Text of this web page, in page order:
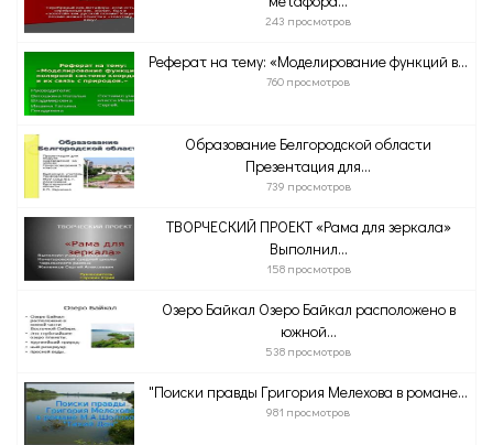
243 просмотров
Реферат на тему: «Моделирование функций в...
760 просмотров
Образование Белгородской области
Презентация для...
739 просмотров
ТВОРЧЕСКИЙ ПРОЕКТ «Рама для зеркала»
Выполнил...
158 просмотров
Озеро Байкал Озеро Байкал расположено в
южной...
538 просмотров
"Поиски правды Григория Мелехова в романе...
981 просмотров